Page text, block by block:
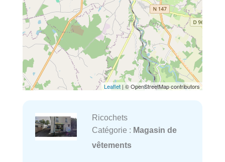
Leaflet | © OpenStreetMap contributors
Ricochets
Catégorie : Magasin de
vêtements